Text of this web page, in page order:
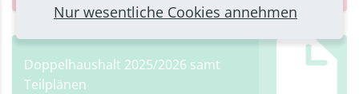
Doppelhaushalt 2025/2026 samt
Teilplänen
Nur wesentliche Cookies annehmen